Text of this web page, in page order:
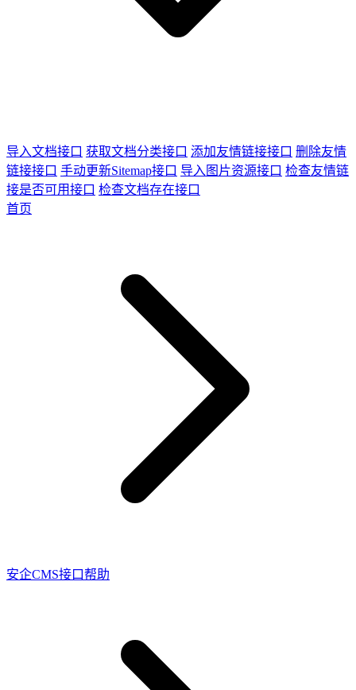
导入文档接口 获取文档分类接口 添加友情链接接口 删除友情
链接接口 手动更新Sitemap接口 导入图片资源接口 检查友情链
接是否可用接口 检查文档存在接口
首页
安企CMS接口帮助